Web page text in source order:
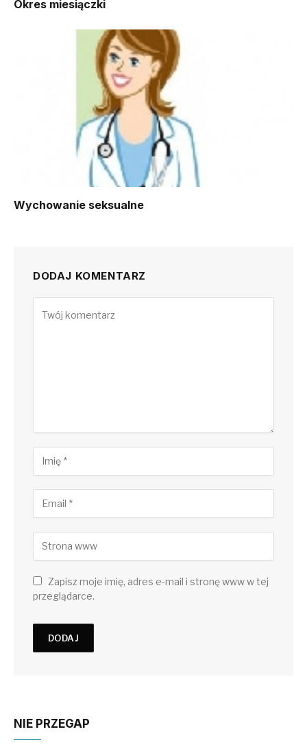
Okres miesiączki
Wychowanie seksualne
DODAJ KOMENTARZ
Zapisz moje imię, adres e-mail i stronę www w tej
przeglądarce.
NIE PRZEGAP